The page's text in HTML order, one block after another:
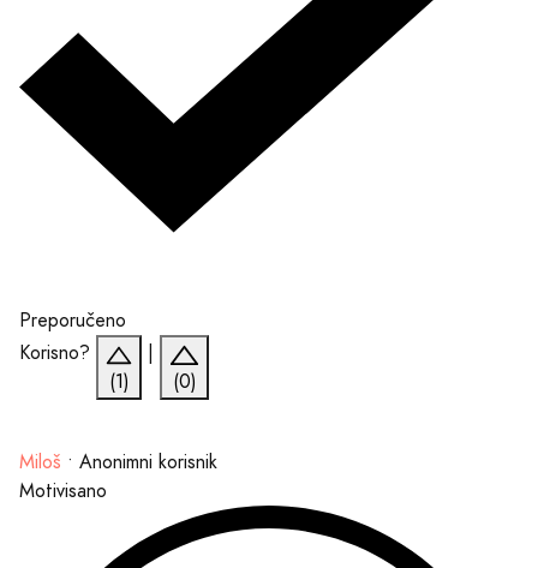
Preporučeno
Korisno?
(1)
(0)
Miloš • Anonimni korisnik
Motivisano